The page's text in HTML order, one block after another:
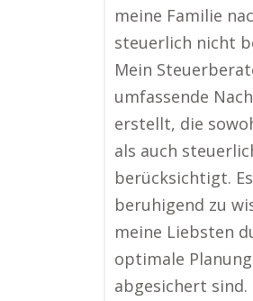
meine Familie
steuerlich nicht
Mein
umfassende
erstellt, die
als auch
berücksichtigt.
beruhigend zu
meine Liebsten
optimale
abgesichert sind.